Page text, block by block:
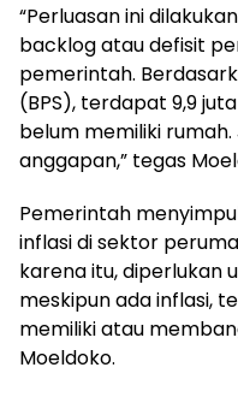
“Perluasan ini
backlog atau defisit
pemerintah.
(BPS), terdapat 9,9
belum memiliki
anggapan,” tegas
Pemerintah
inflasi di sektor
karena itu, diperlukan
meskipun ada inflasi,
memiliki atau
Moeldoko.